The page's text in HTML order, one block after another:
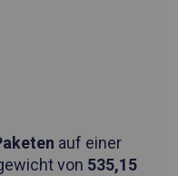
auf einer
von 535,15